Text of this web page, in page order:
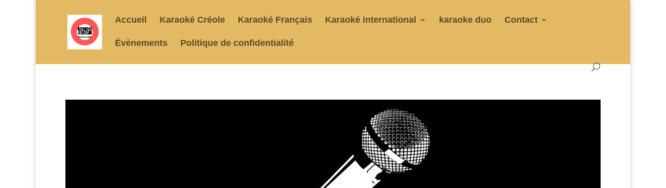
Accueil Karaoké Créole Karaoké Français Karaoké international karaoke duo Contact
Évènements Politique de confidentialité